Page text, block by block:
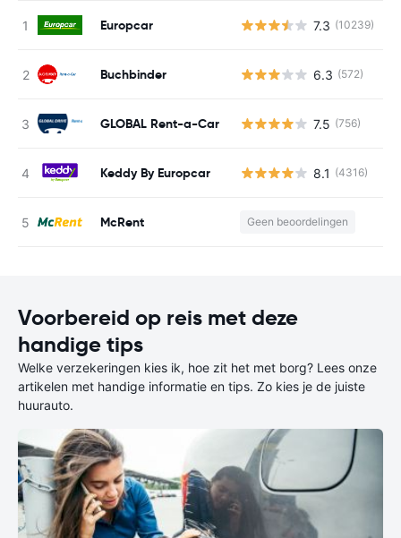
Europcar 7.3 (10239)
Buchbinder 6.3 (572)
GLOBAL Rent-a-Car 7.5 (756)
Keddy By Europcar 8.1 (4316)
McRent Geen beoordelingen
Voorbereid op reis met deze
handige tips
Welke verzekeringen kies ik, hoe zit het met borg? Lees onze
artikelen met handige informatie en tips. Zo kies je de juiste
huurauto.